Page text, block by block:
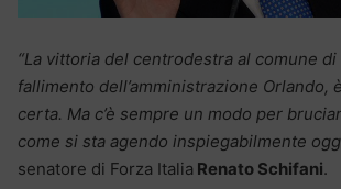
“La vittoria del centrodestra al comune
fallimento dell’amministrazione Orlando,
certa. Ma c’è sempre un modo per
come si sta agendo inspiegabilmente
senatore di Forza Italia Renato Schifani.